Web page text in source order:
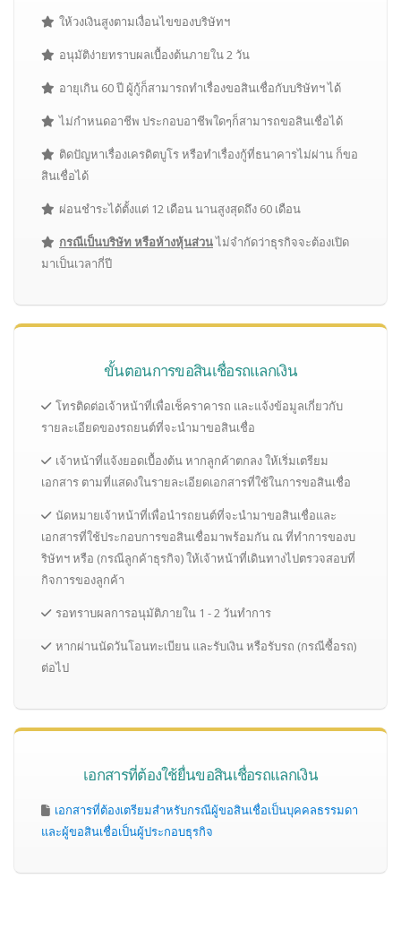
ให้วงเงินสูงตามเงื่อนไขของบริษัทฯ
อนุมัติง่ายทราบผลเบื้องต้นภายใน 2 วัน
อายุเกิน 60 ปี ผู้กู้ก็สามารถทำเรื่องขอสินเชื่อกับบริษัทฯ ได้
ไม่กำหนดอาชีพ ประกอบอาชีพใดๆก็สามารถขอสินเชื่อได้
ติดปัญหาเรื่องเครดิตบูโร หรือทำเรื่องกู้ที่ธนาคารไม่ผ่าน ก็ขอ
สินเชื่อได้
ผ่อนชำระได้ตั้งแต่ 12 เดือน นานสูงสุดถึง 60 เดือน
กรณีเป็นบริษัท หรือห้างหุ้นส่วนไม่จำกัดว่าธุรกิจจะต้องเปิด
มาเป็นเวลากี่ปี
ขั้นตอนการขอสินเชื่อรถแลกเงิน
โทรติดต่อเจ้าหน้าที่เพื่อเช็คราคารถ และแจ้งข้อมูลเกี่ยวกับ
รายละเอียดของรถยนต์ที่จะนำมาขอสินเชื่อ
เจ้าหน้าที่แจ้งยอดเบื้องต้น หากลูกค้าตกลง ให้เริ่มเตรียม
เอกสาร ตามที่แสดงในรายละเอียดเอกสารที่ใช้ในการขอสินเชื่อ
นัดหมายเจ้าหน้าที่เพื่อนำรถยนต์ที่จะนำมาขอสินเชื่อและ
เอกสารที่ใช้ประกอบการขอสินเชื่อมาพร้อมกัน ณ ที่ทำการของบ
ริษัทฯ หรือ (กรณีลูกค้าธุรกิจ) ให้เจ้าหน้าที่เดินทางไปตรวจสอบที่
กิจการของลูกค้า
รอทราบผลการอนุมัติภายใน 1 - 2 วันทำการ
หากผ่านนัดวันโอนทะเบียน และรับเงิน หรือรับรถ (กรณีซื้อรถ)
ต่อไป
เอกสารที่ต้องใช้ยื่นขอสินเชื่อรถแลกเงิน
เอกสารที่ต้องเตรียมสำหรับกรณีผู้ขอสินเชื่อเป็นบุคคลธรรมดา
และผู้ขอสินเชื่อเป็นผู้ประกอบธุรกิจ